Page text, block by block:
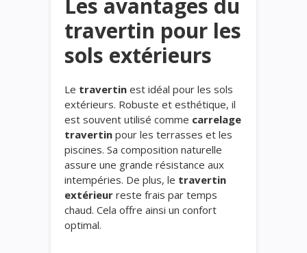
Les avantages du
travertin pour les
sols extérieurs
Le travertin est idéal pour les sols
extérieurs. Robuste et esthétique, il
est souvent utilisé comme carrelage
travertin pour les terrasses et les
piscines. Sa composition naturelle
assure une grande résistance aux
intempéries. De plus, le travertin
extérieur reste frais par temps
chaud. Cela offre ainsi un confort
optimal.